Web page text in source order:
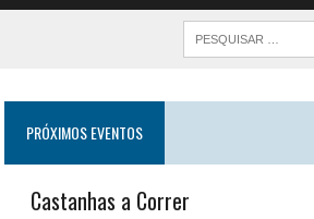
PRÓXIMOS EVENTOS
Castanhas a Correr